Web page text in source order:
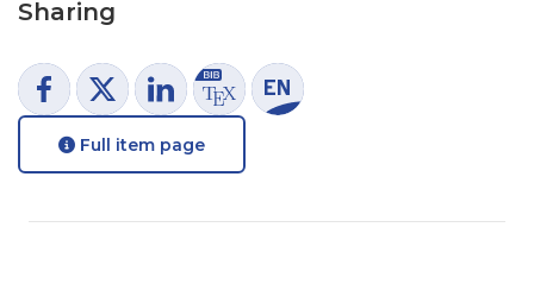
Sharing
Full item page